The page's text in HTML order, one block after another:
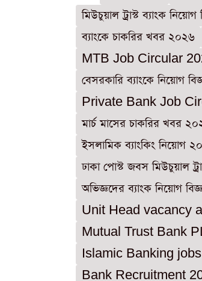
মিউচুয়াল ট্রাস্ট ব্যাংক নিয়োগ
ব্যাংকে চাকরির খবর ২০২৬
MTB Job Circular
বেসরকারি ব্যাংকে নিয়োগ
Private Bank Job
মার্চ মাসের চাকরির খবর
ইসলামিক ব্যাংকিং নিয়োগ
ঢাকা পোস্ট জবস মিউচুয়াল
অভিজ্ঞদের ব্যাংক নিয়োগ
Unit Head vacancy
Mutual Trust Bank
Islamic Banking
Bank Recruitment